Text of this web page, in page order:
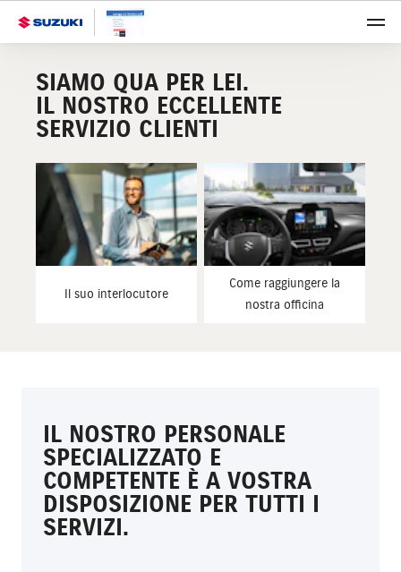
SIAMO QUA PER LEI.
IL NOSTRO ECCELLENTE
SERVIZIO CLIENTI
Il suo interlocutore
Come raggiungere la
nostra officina
IL NOSTRO PERSONALE
SPECIALIZZATO E
COMPETENTE È A VOSTRA
DISPOSIZIONE PER TUTTI I
SERVIZI.